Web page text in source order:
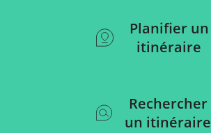
Planifier un
itinéraire
Rechercher
un itinéraire